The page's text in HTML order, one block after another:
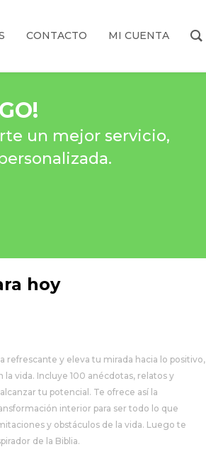
CONTACTO MI CUENTA
!
un mejor servicio,
hoy
refrescante y eleva tu mirada hacia lo positivo,
vida. Incluye 100 anécdotas, relatos y
tu potencial. Te ofrece así la
interior para ser todo lo que
y obstáculos de la vida. Luego te
de la Biblia.